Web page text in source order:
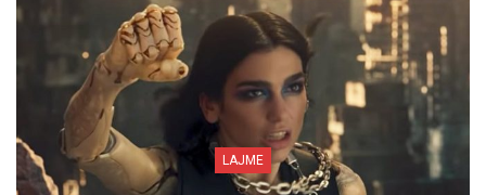
LAJME